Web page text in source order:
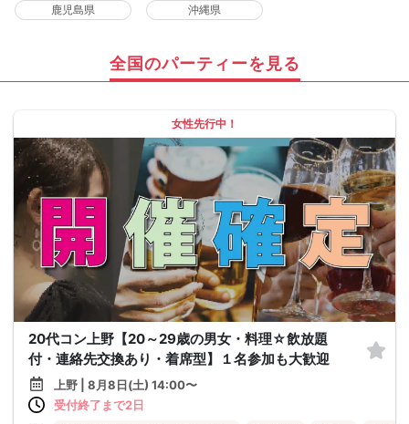
鹿児島県 沖縄県
全国のパーティーを見る
女性先行中！
20代コン上野【20～29歳の男女・料理☆飲放題
付・連絡先交換あり・着席型】１名参加も大歓迎
上野 | 8月8日(土) 14:00〜
受付終了まで2日